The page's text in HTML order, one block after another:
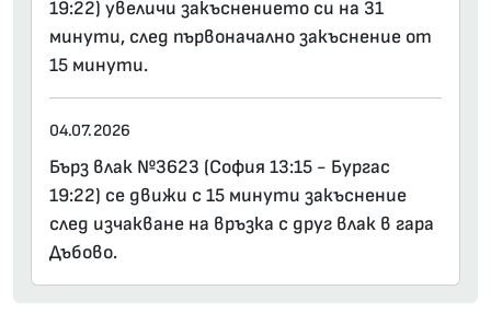
19:22) увеличи закъснението си на 31
минути, след първоначално закъснение от
15 минути.
04.07.2026
Бърз влак №3623 (София 13:15 - Бургас
19:22) се движи с 15 минути закъснение
след изчакване на връзка с друг влак в гара
Дъбово.